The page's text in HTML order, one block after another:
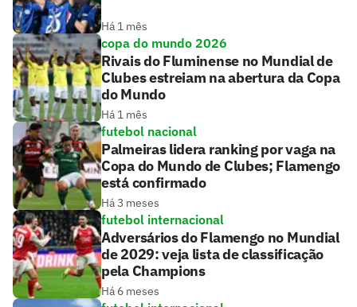
Há 1 mês
copa do mundo 2026
Rivais do Fluminense no Mundial de
Clubes estreiam na abertura da Copa
do Mundo
Há 1 mês
futebol nacional
Palmeiras lidera ranking por vaga na
Copa do Mundo de Clubes; Flamengo
está confirmado
Há 3 meses
futebol internacional
Adversários do Flamengo no Mundial
de 2029: veja lista de classificação
pela Champions
Há 6 meses